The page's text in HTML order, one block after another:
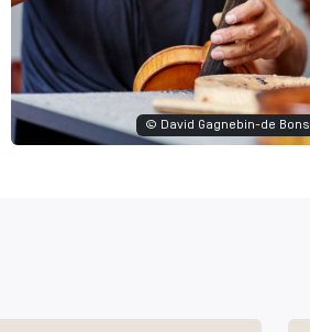
© David Gagnebin-de Bons